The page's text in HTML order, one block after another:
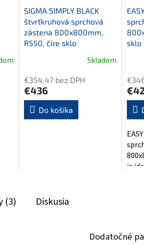
SIGMA SIMPLY BLACK
štvrťkruhová sprchová
zástena 800x800mm,
R550, číre sklo
Skladom
€354,47 bez DPH
€436
Do košíka
sklo
je
(3) Diskusia
Dodatočné